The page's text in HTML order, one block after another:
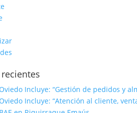
Incluye: “Gestión de pedidos y
Incluye: “Atención al cliente,